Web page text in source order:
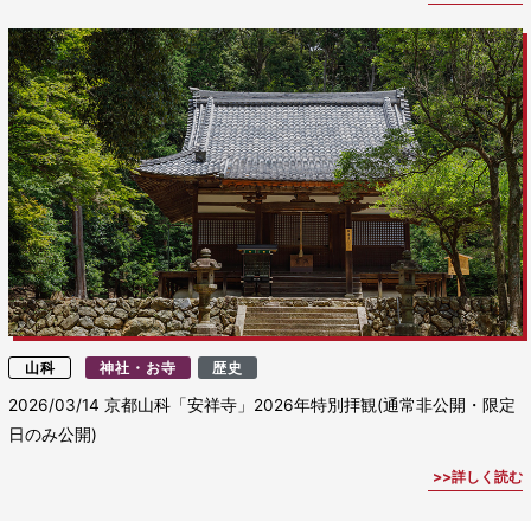
山科 神社・お寺 歴史
2026/03/14京都山科「安祥寺」2026年特別拝観(通常非公開・限定
日のみ公開)
詳しく読む